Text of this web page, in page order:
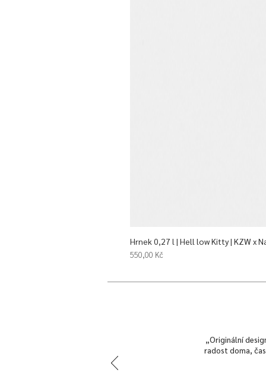
Hrnek 0,27 l | Hell low Kitty | KZW x
Cena
550,00 Kč
„Originální
radost doma,